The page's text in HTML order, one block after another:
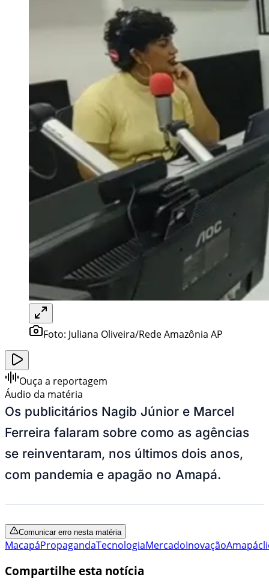
Foto: Juliana Oliveira/Rede Amazônia AP
Ouça a reportagem
Áudio da matéria
Os publicitários Nagib Júnior e Marcel
Ferreira falaram sobre como as agências
se reinventaram, nos últimos dois anos,
com pandemia e apagão no Amapá.
Comunicar erro nesta matéria
MacapáPropagandaTecnologiaMercadoInovaçãoAmapá
Compartilhe esta notícia